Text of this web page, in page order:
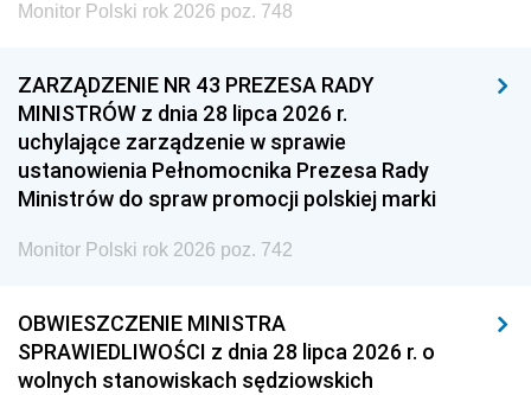
Monitor Polski rok 2026 poz. 748
ZARZĄDZENIE NR 43 PREZESA RADY
MINISTRÓW z dnia 28 lipca 2026 r.
uchylające zarządzenie w sprawie
ustanowienia Pełnomocnika Prezesa Rady
Ministrów do spraw promocji polskiej marki
Monitor Polski rok 2026 poz. 742
OBWIESZCZENIE MINISTRA
SPRAWIEDLIWOŚCI z dnia 28 lipca 2026 r. o
wolnych stanowiskach sędziowskich